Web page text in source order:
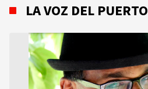
LA VOZ DEL PUERTO